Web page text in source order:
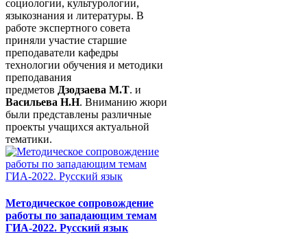
социологии, культурологии,
языкознания и литературы. В
работе экспертного совета
приняли участие старшие
преподаватели кафедры
технологии обучения и методики
преподавания
предметов Дзодзаева М.Т. и
Васильева Н.Н. Вниманию жюри
были представлены различные
проекты учащихся актуальной
тематики.
Методическое сопровождение
работы по западающим темам
ГИА-2022. Русский язык